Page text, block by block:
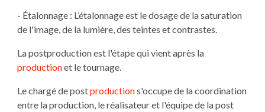
- Étalonnage : L’étalonnage est le dosage de la saturation
de l'image, de la lumière, des teintes et contrastes.
La postproduction est l'étape qui vient après la
productionet le tournage.
Le chargé de postproductions'occupe de la coordination
entre la production, le réalisateur et l'équipe de la post